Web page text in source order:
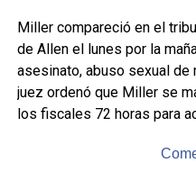
Miller compareció en el
de Allen el lunes por la
asesinato, abuso sexual de
juez ordenó que Miller se
los fiscales 72 horas para